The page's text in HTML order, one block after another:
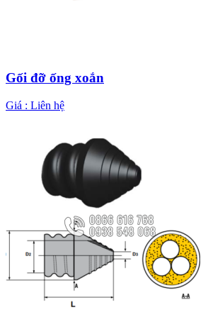
Gối đỡ ống xoắn
Giá : Liên hệ